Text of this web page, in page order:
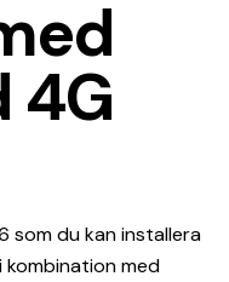
4G
som du kan installera
kombination med